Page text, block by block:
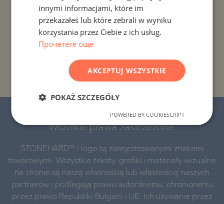
PROJEKTY I NIERUCHOMOŚCI WEDŁUG TYPU
NIERUCHOMOŚCI
PROJEKTY I NIERUCHOMOŚCI WEDŁUG REGIONU
PROJEKTY I NIERUCHOMOŚCI WEDŁUG NAZWY
BUDYNKU/KOMPLEKSU
© 2016-2026 „Stonehard Marketing” Ltd.
Wszelkie prawa zastrzeżone.
STONEHARD™ i logo są zarejestrowanymi znakami
towarowymi. Wszystkie teksty, grafiki i materiały wizualne
na stronie są naszą własnością lub własnością naszych
partnerów i podlegają prawu autorskiemu, chronionemu
przez prawo Republiki Bułgarii i UE. Ich używanie przez
ROMANIAN
innymi informacjami, które im
przekazałeś lub które zebrali w wyniku
korzystania przez Ciebie z ich usług.
Прочетете още
AKCEPTUJ WSZYSTKIE
POKAŻ SZCZEGÓŁY
POWERED BY COOKIESCRIPT